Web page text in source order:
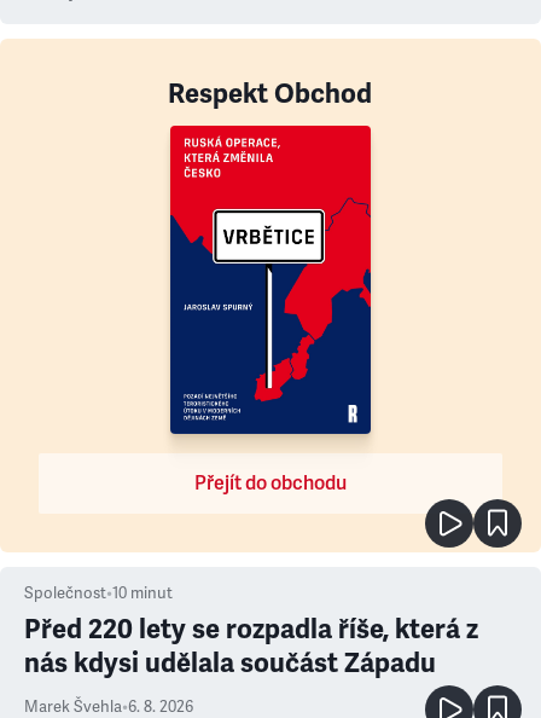
Respekt Obchod
Přejít do obchodu
Společnost•10 minut
Před 220 lety se rozpadla říše, která z
nás kdysi udělala součást Západu
Marek Švehla•6. 8. 2026